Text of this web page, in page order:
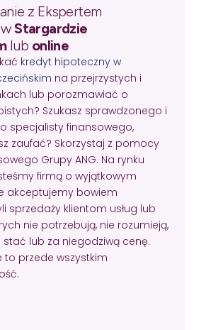
z Ekspertem
Stargardzie
lub online
kredyt hipoteczny w
na przejrzystych i
lub porozmawiać o
Szukasz sprawdzonego i
specjalisty finansowego,
zaufać? Skorzystaj z pomocy
Grupy ANG. Na rynku
firmą o wyjątkowym
akceptujemy bowiem
sprzedaży klientom usług lub
nie potrzebują, nie rozumieją,
stać lub za niegodziwą cenę.
to przede wszystkim